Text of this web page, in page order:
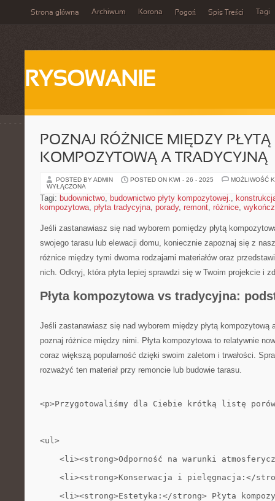
Strona główna Archiwum Korona Pogoń Spis Treści Tagi
RYSOWANIE
POZNAJ RÓŻNICE MIĘDZY PŁYTĄ
KOMPOZYTOWĄ A TRADYCYJNĄ
POSTED BY ADMIN POSTED ON KWI - 26 - 2025
MOŻLIWOŚĆ
WYŁĄCZONA
Tagi: budownictwo, budownictwo płyty kompozytowej.,
kompozytowa, płyta tradycyjna, porady, remont, różnice,
Jeśli zastanawiasz się nad wyborem ⁢pomiędzy płytą
swojego tarasu lub elewacji domu, koniecznie zapoznaj się z
różnice między tymi⁤ dwoma rodzajami materiałów oraz
nich.​ Odkryj, która ‌płyta lepiej sprawdzi się w⁤ Twoim⁣ projekcie i
Płytа kompozytowа vs ‍trаdycyjna:
Jeśli zastanawiasz się​ nad wyborem między płytą kompozytową
poznaj⁢ różnice​ między nimi. Płytа kompozytowа to relatywnie
coraz większą popularność dzięki swoim zaletom i trwałości.
rozważyć ten materiał przy remoncie lub budowie tarasu.
<p>Przygotowaliśmy dla Ciebie krótką listę
<ul>
<li><strong>Odporność na warunki
<li><strong>Konserwacja i pielęgnacja:</
<li><strong>Estetyka:</strong> Płyta